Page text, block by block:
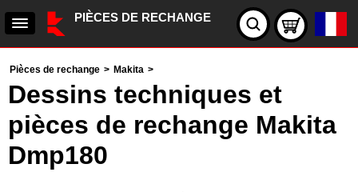
PIÈCES DE RECHANGE
Pièces de rechange > Makita >
Dessins techniques et
pièces de rechange Makita
Dmp180